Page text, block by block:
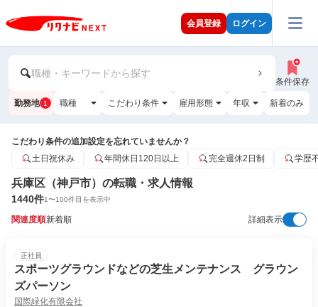
会員登録 ログイン
職種・キーワードから探す
条件保存
勤務地 1 職種 こだわり条件 雇用形態 年収 新着のみ
こだわり条件の追加設定を忘れていませんか？
土日祝休み
年間休日120日以上 完全週休2日制 学歴
兵庫区（神戸市）の転職・求人情報
1440件1〜100件目を表示中
関連度順新着順 詳細表示
正社員
スポーツグラウンドなどの芝生メンテナンス グラウン
ズパーソン
国際緑化有限会社